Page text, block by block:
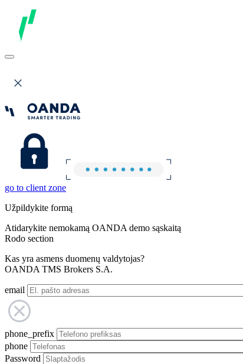
go to client zone
Užpildykite formą
Atidarykite nemokamą OANDA demo sąskaitą
Rodo section
Kas yra asmens duomenų valdytojas?
OANDA TMS Brokers S.A.
email
phone_prefix
phone
Password